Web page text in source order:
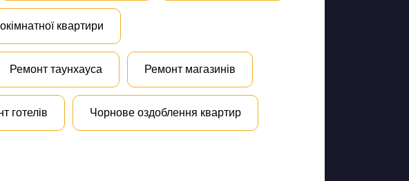
квартири
Ремонт таунхауса Ремонт магазинів
готелів Чорнове оздоблення квартир